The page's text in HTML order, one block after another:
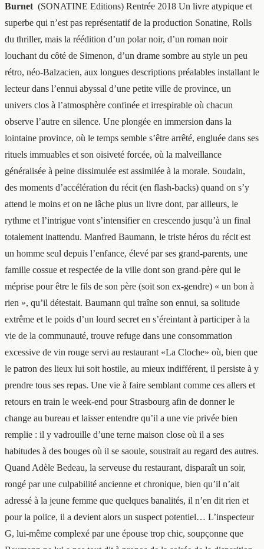
Burnet (SONATINE Editions) Rentrée 2018 Un livre atypique et
superbe qui n’est pas représentatif de la production Sonatine, Rolls
du thriller, mais la réédition d’un polar noir, d’un roman noir
louchant du côté de Simenon, d’un drame sombre au style un peu
rétro, néo-Balzacien, aux longues descriptions préalables installant le
lecteur dans l’ennui abyssal d’une petite ville de province, un
univers clos à l’atmosphère confinée et irrespirable où chacun
observe l’autre en silence. Une plongée en immersion dans la
lointaine province, où le temps semble s’être arrêté, engluée dans ses
rituels immuables et son oisiveté forcée, où la malveillance
généralisée à peine dissimulée est assimilée à la morale. Soudain,
des moments d’accélération du récit (en flash-backs) quand on s’y
attend le moins et on ne lâche plus un livre dont, par ailleurs, le
rythme et l’intrigue vont s’intensifier en crescendo jusqu’à un final
totalement inattendu. Manfred Baumann, le triste héros du récit est
un homme seul depuis l’enfance, élevé par ses grand-parents, une
famille cossue et respectée de la ville dont son grand-père qui le
méprise pour être le fils de son père (soit son ex-gendre) « un bon à
rien », qu’il détestait. Baumann qui traîne son ennui, sa solitude
extrême et le poids d’un lourd secret en s’éreintant à participer à la
vie de la communauté, trouve refuge dans une consommation
excessive de vin rouge servi au restaurant «La Cloche» où, bien que
le patron des lieux lui soit hostile, au mieux indifférent, il persiste à y
prendre tous ses repas. Une vie à faire semblant comme ces allers et
retours en train le week-end pour Strasbourg afin de donner le
change au bureau et laisser entendre qu’il a une vie privée bien
remplie : il y vadrouille d’une terne maison close où il a ses
habitudes à des bouges où il se saoule, soustrait au regard des autres.
Quand Adèle Bedeau, la serveuse du restaurant, disparaît un soir,
rongé par une culpabilité ancienne et chronique, bien qu’il n’ait
adressé à la jeune femme que quelques banalités, il n’en dit rien et
pour la police, il a devient alors un suspect potentiel… L’inspecteur
G, lui-même complexé par une épouse trop chic, soupçonne que